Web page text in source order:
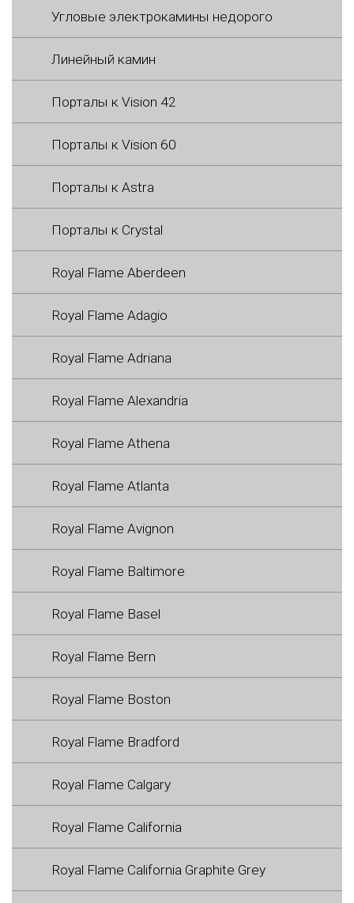
Угловые электрокамины недорого
Линейный камин
Порталы к Vision 42
Порталы к Vision 60
Порталы к Astra
Порталы к Crystal
Royal Flame Aberdeen
Royal Flame Adagio
Royal Flame Adriana
Royal Flame Alexandria
Royal Flame Athena
Royal Flame Atlanta
Royal Flame Avignon
Royal Flame Baltimore
Royal Flame Basel
Royal Flame Bern
Royal Flame Boston
Royal Flame Bradford
Royal Flame Calgary
Royal Flame California
Royal Flame California Graphite Grey